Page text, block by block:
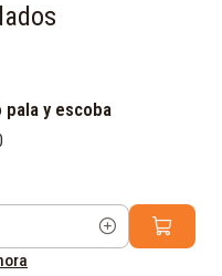
y escoba